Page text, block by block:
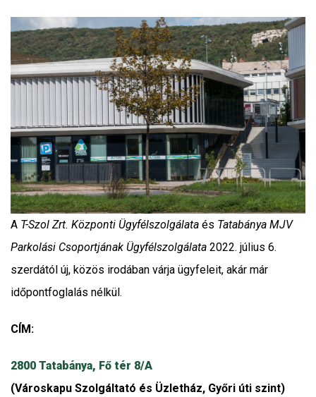
A T-Szol Zrt. Központi Ügyfélszolgálata és Tatabánya MJV
Parkolási Csoportjának Ügyfélszolgálata 2022. július 6.
szerdától új, közös irodában várja ügyfeleit, akár már
időpontfoglalás nélkül.
CÍM:
2800 Tatabánya, Fő tér 8/A
(Városkapu Szolgáltató és Üzletház, Győri úti szint)